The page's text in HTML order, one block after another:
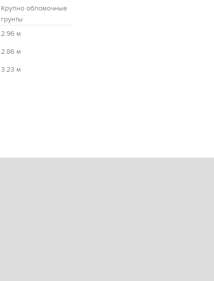
Крупно обломочные
грунты
2.96 м
2.86 м
3.23 м